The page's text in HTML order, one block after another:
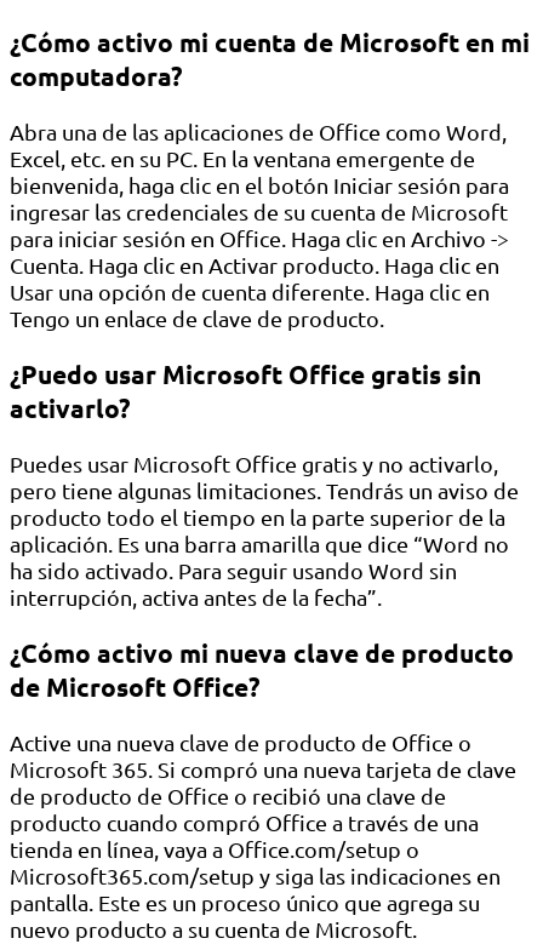
¿Cómo activo mi cuenta de Microsoft en mi
computadora?
Abra una de las aplicaciones de Office como Word,
Excel, etc. en su PC. En la ventana emergente de
bienvenida, haga clic en el botón Iniciar sesión para
ingresar las credenciales de su cuenta de Microsoft
para iniciar sesión en Office. Haga clic en Archivo ->
Cuenta. Haga clic en Activar producto. Haga clic en
Usar una opción de cuenta diferente. Haga clic en
Tengo un enlace de clave de producto.
¿Puedo usar Microsoft Office gratis sin
activarlo?
Puedes usar Microsoft Office gratis y no activarlo,
pero tiene algunas limitaciones. Tendrás un aviso de
producto todo el tiempo en la parte superior de la
aplicación. Es una barra amarilla que dice “Word no
ha sido activado. Para seguir usando Word sin
interrupción, activa antes de la fecha”.
¿Cómo activo mi nueva clave de producto
de Microsoft Office?
Active una nueva clave de producto de Office o
Microsoft 365. Si compró una nueva tarjeta de clave
de producto de Office o recibió una clave de
producto cuando compró Office a través de una
tienda en línea, vaya a Office.com/setup o
Microsoft365.com/setup y siga las indicaciones en
pantalla. Este es un proceso único que agrega su
nuevo producto a su cuenta de Microsoft.